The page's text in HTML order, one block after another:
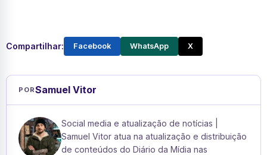
Compartilhar: Facebook WhatsApp X
PORSamuel Vitor
Social media e atualização de notícias |
Samuel Vitor atua na atualização e distribuição
de conteúdos do Diário da Mídia nas